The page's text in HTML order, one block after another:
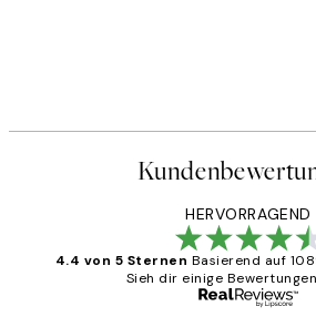
HERVORRAGEND
4.4 von 5 Sternen Basierend auf
Sieh dir einige